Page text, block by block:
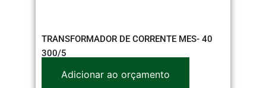
TRANSFORMADOR DE CORRENTE MES- 40
300/5
Adicionar ao orçamento